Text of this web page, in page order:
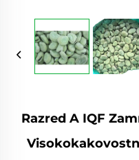
Razred A IQF